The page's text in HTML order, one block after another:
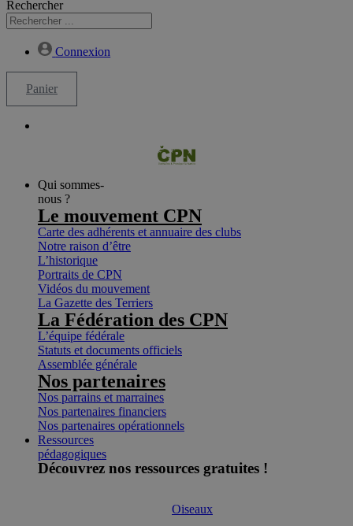
Rechercher
Connexion
Panier
Qui sommes-
nous ?
Le mouvement CPN
Carte des adhérents et annuaire des clubs
Notre raison d’être
L’historique
Portraits de CPN
Vidéos du mouvement
La Gazette des Terriers
La Fédération des CPN
L’équipe fédérale
Statuts et documents officiels
Assemblée générale
Nos partenaires
Nos parrains et marraines
Nos partenaires financiers
Nos partenaires opérationnels
Ressources
pédagogiques
Découvrez nos ressources gratuites !
Oiseaux